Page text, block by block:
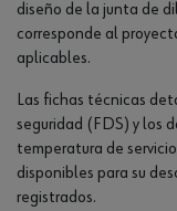
diseño de la junta de
corresponde al
aplicables.
Las fichas técnicas
seguridad (FDS) y los
temperatura de
disponibles para su
registrados.